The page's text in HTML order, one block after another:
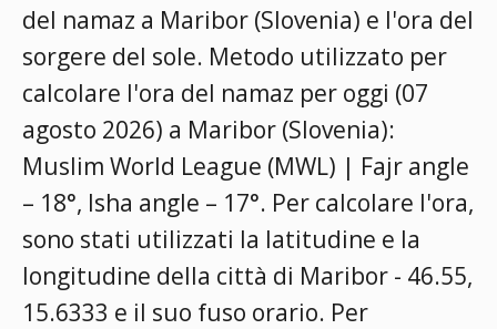
del namaz a Maribor (Slovenia) e l'ora del
sorgere del sole. Metodo utilizzato per
calcolare l'ora del namaz per oggi (07
agosto 2026) a Maribor (Slovenia):
Muslim World League (MWL) | Fajr angle
– 18°, Isha angle – 17°. Per calcolare l'ora,
sono stati utilizzati la latitudine e la
longitudine della città di Maribor - 46.55,
15.6333 e il suo fuso orario. Per